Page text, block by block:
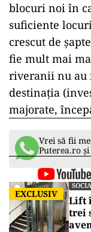
blocuri noi în
suficiente
crescut de
fie mult mai
riveranii nu au
destinația
majorate,
Vrei să fii
Puterea.ro
EXCLUSIV
Lift
trei